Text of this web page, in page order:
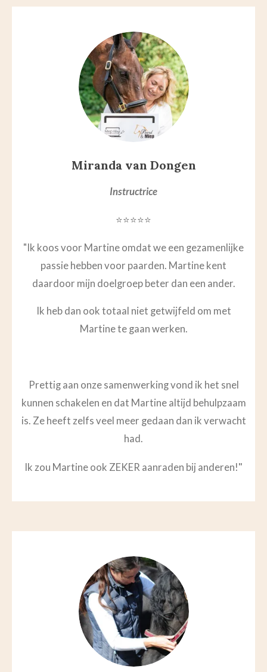
Miranda van Dongen
Instructrice
⭐⭐⭐⭐⭐
"Ik koos voor Martine omdat we een gezamenlijke
passie hebben voor paarden. Martine kent
daardoor mijn doelgroep beter dan een ander.
Ik heb dan ook totaal niet getwijfeld om met
Martine te gaan werken.
Prettig aan onze samenwerking vond ik het snel
kunnen schakelen en dat Martine altijd behulpzaam
is. Ze heeft zelfs veel meer gedaan dan ik verwacht
had.
Ik zou Martine ook ZEKER aanraden bij anderen!"